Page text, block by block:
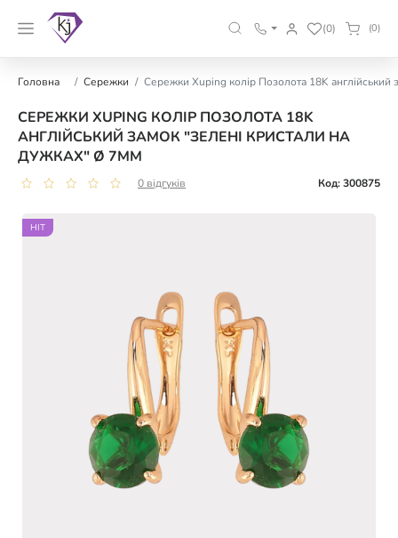
(0) (0)
Головна Сережки Сережки Xuping колір Позолота 18K
СЕРЕЖКИ XUPING КОЛІР ПОЗОЛОТА 18K
АНГЛІЙСЬКИЙ ЗАМОК "ЗЕЛЕНІ КРИСТАЛИ НА
ДУЖКАХ" Ø 7ММ
0 відгуків Код: 300875
HIT
HIT